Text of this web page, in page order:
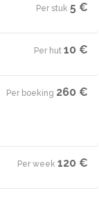
Per stuk·5 €
Per hut·10 €
Per boeking·260 €
Per week·120 €